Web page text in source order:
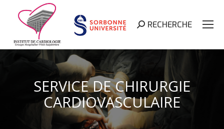
Search:
RECHERCHE
SERVICE DE CHIRURGIE
CARDIOVASCULAIRE